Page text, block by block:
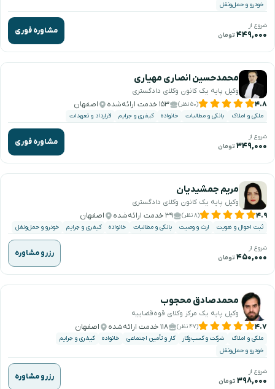
خودرو و حمل‌ونقل
شروع از
۴۴۹,۰۰۰ تومان مشاوره فوری
محمدحسین انصاری مهیاری
وکیل پایه یک کانون وکلای دادگستری
۴.۸ (۵۰ نظر) ۱۵۳ خدمت ارائه‌شده اصفهان
ملکی و املاک بانکی و مطالبات خانواده کیفری و جرایم قرارداد و تعهدات
شروع از
۳۴۹,۰۰۰ تومان مشاوره فوری
مریم جمشیدیان
وکیل پایه یک کانون وکلای دادگستری
۴.۹ (۸ نظر) ۳۹ خدمت ارائه‌شده اصفهان
ثبت احوال و هویت ارث و وصیت بانکی و مطالبات خانواده کیفری و جرایم خودرو و حمل‌ونقل
شروع از
۴۵۰,۰۰۰ تومان رزرو مشاوره
محمدصادق محجوب
وکیل پایه یک مرکز وکلای قوه‌قضاییه
۴.۷ (۴۷ نظر) ۱۱۸ خدمت ارائه‌شده اصفهان
ملکی و املاک شرکت و کسب‌وکار کار و تأمین اجتماعی خانواده
کیفری و جرایم
خودرو و حمل‌ونقل
شروع از
۳۹۸,۰۰۰ تومان رزرو مشاوره